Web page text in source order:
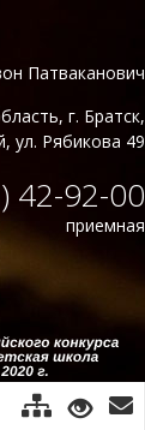
Патваканович
г. Братск,
ул. Рябикова 49
42-92-00
приемная